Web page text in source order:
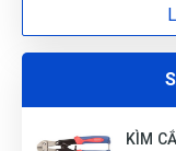
NL
Nguyễn
Hài lòng về chất
KÌM